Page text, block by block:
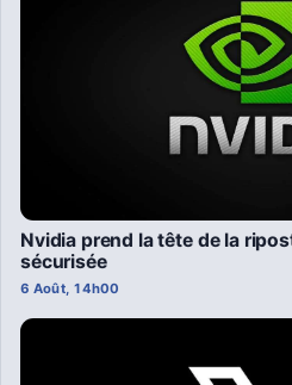
Nvidia prend la tête de la
sécurisée
6 Août, 14h00